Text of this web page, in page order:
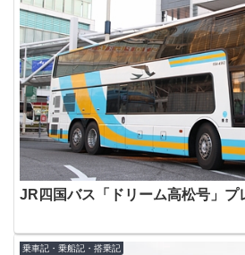
JR四国バス「ドリーム高松号」プ
乗車記・乗船記・搭乗記